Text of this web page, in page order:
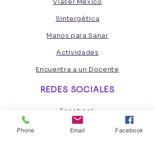
Viaser México
Sintergética
Manos para Sanar
Actividades
Encuentra a un Docente
REDES SOCIALES
Facebook
Instagram
Phone Email Facebook